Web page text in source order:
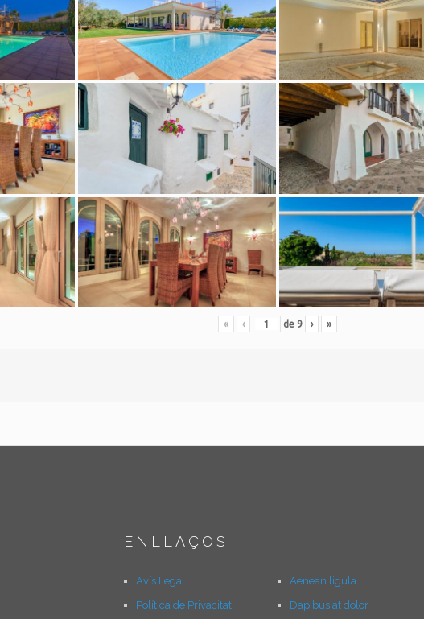
« ‹ de 9 › »
ENLLAÇOS
Avís Legal
Política de Privacitat
Aenean ligula
Dapibus at dolor